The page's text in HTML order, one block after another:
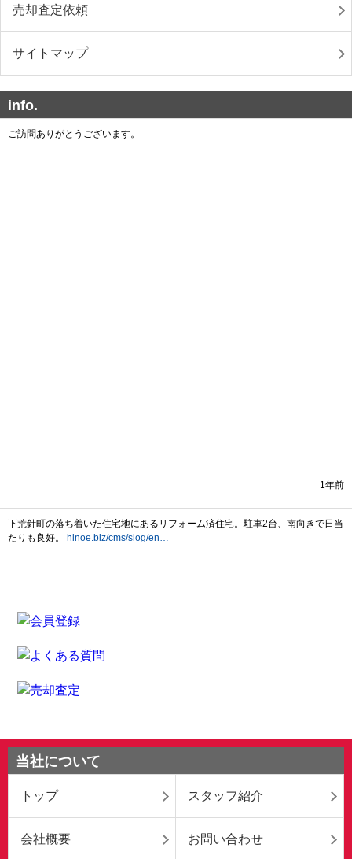
売却査定依頼
サイトマップ
info.
当社について
トップ スタッフ紹介
会社概要 お問い合わせ